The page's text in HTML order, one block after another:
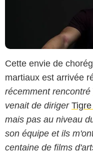
Cette envie de
martiaux est arrivée
récemment rencontré
venait de diriger
mais pas au niveau
son équipe et ils
centaine de films